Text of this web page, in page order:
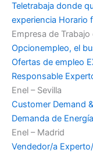
Teletrabaja donde
experiencia Horario
Empresa de
Opcionempleo, el
Ofertas de empleo
Responsable
Enel – Sevilla
Customer Demand
Demanda de
Enel – Madrid
Vendedor/a